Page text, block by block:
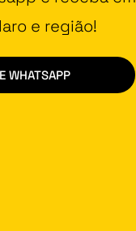
e região!
WHATSAPP